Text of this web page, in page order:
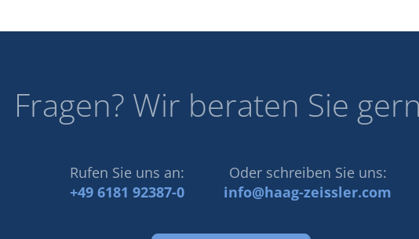
Fragen? Wir beraten Sie
Rufen Sie uns an:
+49 6181 92387-0
Oder schreiben Sie uns:
info@haag-zeissler.com